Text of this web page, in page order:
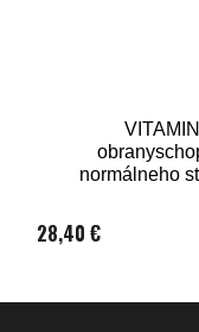
normálneho
28,40 €